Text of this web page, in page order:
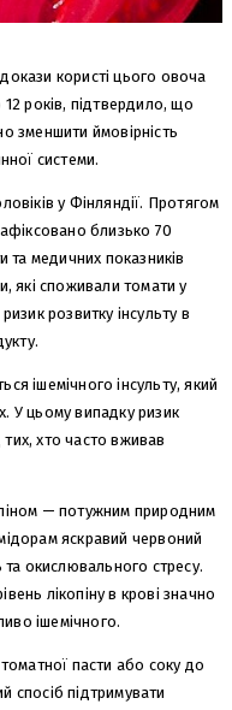
користі цього овоча
років, підтвердило, що
зменшити ймовірність
системи.
у Фінляндії. Протягом
близько 70
та медичних показників
які споживали томати у
розвитку інсульту в
ішемічного інсульту, який
У цьому випадку ризик
хто часто вживав
— потужним природним
яскравий червоний
окислювального стресу.
лікопіну в крові значно
ішемічного.
пасти або соку до
підтримувати